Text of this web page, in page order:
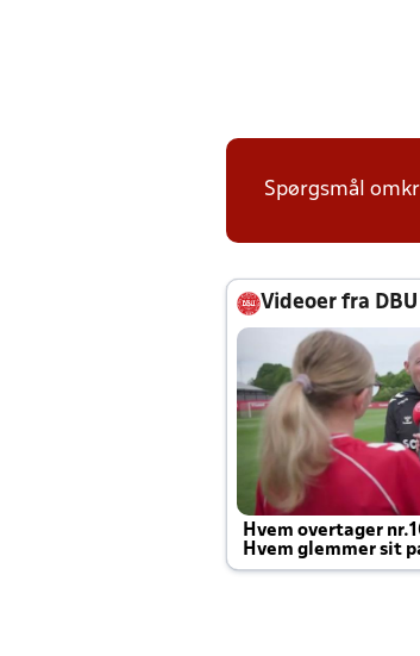
Spørgsmål
Videoer fra DBU
Hvem overtager
Hvem glemmer sit
Joachim altid til